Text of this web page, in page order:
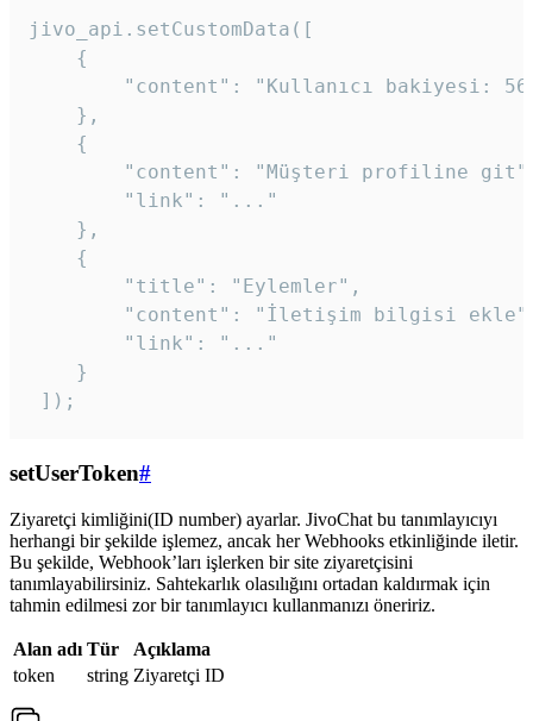
jivo_api.setCustomData([
    {
"content": "Kullanıcı bakiyesi:
    },
    {
"content": "Müşteri profiline
        "link": "..."
    },
    {
        "title": "Eylemler",
"content": "İletişim bilgisi
        "link": "..."
    }
]);
setUserToken#
Ziyaretçi kimliğini(ID number) ayarlar. JivoChat bu tanımlayıcıyı
herhangi bir şekilde işlemez, ancak her Webhooks etkinliğinde iletir.
Bu şekilde, Webhook’ları işlerken bir site ziyaretçisini
tanımlayabilirsiniz. Sahtekarlık olasılığını ortadan kaldırmak için
tahmin edilmesi zor bir tanımlayıcı kullanmanızı öneririz.
Alan adı Tür
Açıklama
token
string Ziyaretçi ID